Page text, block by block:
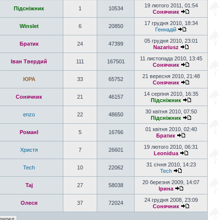
Підсніжник 1 10534
19 лютого 2011, 01:54
Сонячник
Winslet 6 20850
17 грудня 2010, 18:34
Геннадій
Братик 24 47399
05 грудня 2010, 23:01
Nazariusz
Іван Твердий 111 167501
11 листопада 2010, 13:45
Сонячник
ЮРА 33 65752
21 вересня 2010, 21:48
Сонячник
Сонячник 21 46157
14 серпня 2010, 16:35
Підсніжник
enzo 22 48650
30 квітня 2010, 07:50
Підсніжник
РоманІ 5 16766
01 квітня 2010, 02:40
Братик
Христя 7 26601
19 лютого 2010, 06:31
Leonidua
Tech 10 22062
31 січня 2010, 14:23
Tech
Taj 27 58038
20 березня 2009, 14:07
Ірина
Олеся 37 72024
24 грудня 2008, 23:09
Сонячник